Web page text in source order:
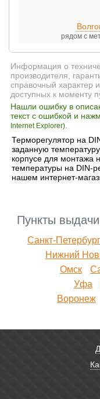
рядом с
Информация о
производителя,
справочный характер
доступных к моменту
Нашли ошибку в
текст с ошибкой и
Internet Explorer)
Терморегулятор на
заданную
корпусе для монтажа
температуры на DIN-
нашем интернет-
Пункты
Санкт-Петербург
Нижний
Омск
Уфа
Воронеж